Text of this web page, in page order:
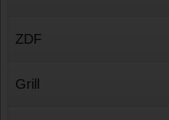
ZDF
Grill